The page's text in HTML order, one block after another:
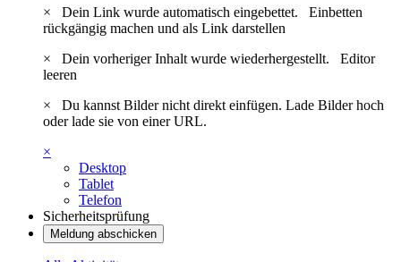
×
Dein Link wurde automatisch eingebettet. Einbetten
rückgängig machen und als Link darstellen
×
Dein vorheriger Inhalt wurde wiederhergestellt. Editor
leeren
×
Du kannst Bilder nicht direkt einfügen. Lade Bilder hoch
oder lade sie von einer URL.
×
Desktop
Tablet
Telefon
Sicherheitsprüfung
Meldung abschicken